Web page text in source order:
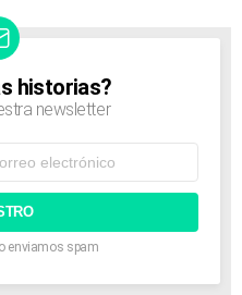
historias?
newsletter
enviamos spam